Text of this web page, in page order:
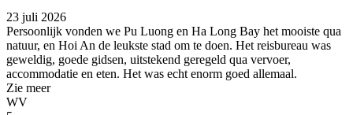
23 juli 2026
Persoonlijk vonden we Pu Luong en Ha Long Bay het mooiste qua
natuur, en Hoi An de leukste stad om te doen. Het reisbureau was
geweldig, goede gidsen, uitstekend geregeld qua vervoer,
accommodatie en eten. Het was echt enorm goed allemaal.
Zie meer
WV